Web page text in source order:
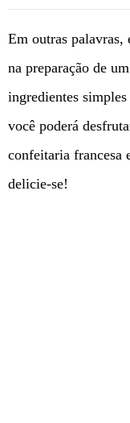
Em outras palavras,
na preparação de
ingredientes
você poderá
confeitaria francesa
delicie-se!